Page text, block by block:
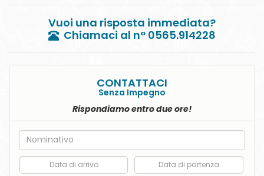
Senza Impegno
Rispondiamo entro due ore!
Data di arrivo
Data di partenza
Adulti
Bambini Animali